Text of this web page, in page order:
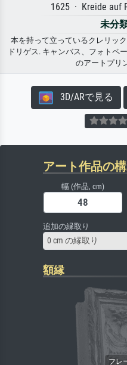
1625 · Kreide auf
未分
本を持って立っているクレリッ
ドリゲス. キャンバス、フォトペ
のアートプリ
3D/ARで見る
アート作品の
幅 (作品, cm)
追加の縁取り
0 cm の縁取り
額縁